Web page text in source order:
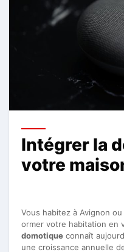
Intégrer la
votre
Vous habitez à Avignon
ormer votre habitation en
domotique connaît
une croissance annuelle